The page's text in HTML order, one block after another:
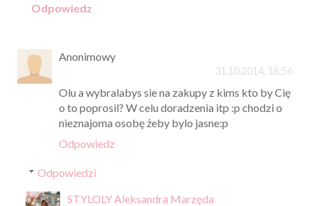
Odpowiedz
Anonimowy
31.10.2014, 18:56
Olu a wybralabys sie na zakupy z kims kto by Cię
o to poprosil? W celu doradzenia itp :p chodzi o
nieznajoma osobę żeby bylo jasne:p
Odpowiedz
Odpowiedzi
STYLOLY Aleksandra Marzęda